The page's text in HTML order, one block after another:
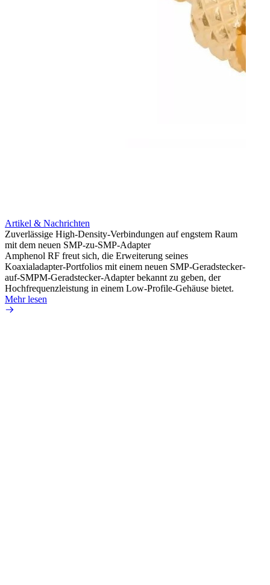
Artikel & Nachrichten
Zuverlässige High-Density-Verbindungen auf engstem Raum
mit dem neuen SMP-zu-SMP-Adapter
Amphenol RF freut sich, die Erweiterung seines
Koaxialadapter-Portfolios mit einem neuen SMP-Geradstecker-
auf-SMPM-Geradstecker-Adapter bekannt zu geben, der
Hochfrequenzleistung in einem Low-Profile-Gehäuse bietet.
Mehr lesen